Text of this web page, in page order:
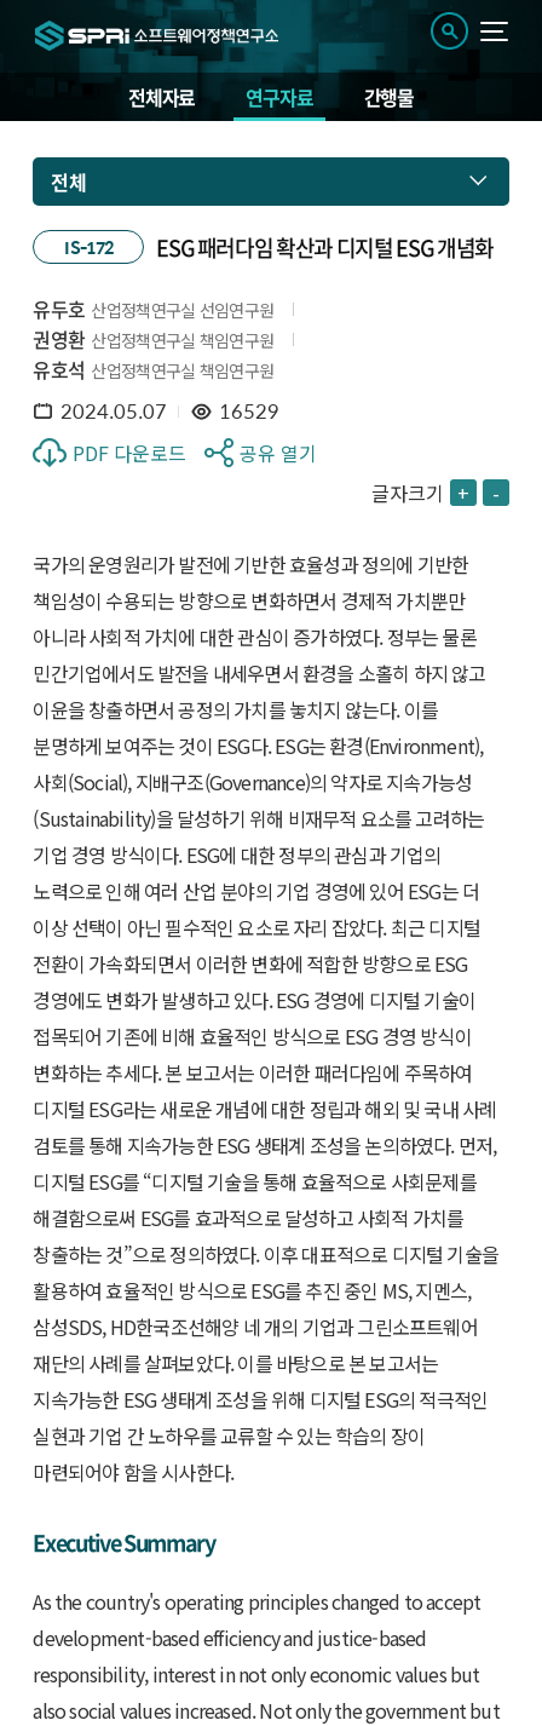
전체자료 연구자료 간행물
전체
IS-172 ESG 패러다임 확산과 디지털 ESG 개념화
유두호 산업정책연구실 선임연구원
권영환 산업정책연구실 책임연구원
유호석 산업정책연구실 책임연구원
2024.05.07 16529
PDF 다운로드
공유 열기
글자크기 + -
국가의 운영원리가 발전에 기반한 효율성과 정의에 기반한
책임성이 수용되는 방향으로 변화하면서 경제적 가치뿐만
아니라 사회적 가치에 대한 관심이 증가하였다. 정부는 물론
민간기업에서도 발전을 내세우면서 환경을 소홀히 하지 않고
이윤을 창출하면서 공정의 가치를 놓치지 않는다. 이를
분명하게 보여주는 것이 ESG다. ESG는 환경(Environment),
사회(Social), 지배구조(Governance)의 약자로 지속가능성
(Sustainability)을 달성하기 위해 비재무적 요소를 고려하는
기업 경영 방식이다. ESG에 대한 정부의 관심과 기업의
노력으로 인해 여러 산업 분야의 기업 경영에 있어 ESG는 더
이상 선택이 아닌 필수적인 요소로 자리 잡았다. 최근 디지털
전환이 가속화되면서 이러한 변화에 적합한 방향으로 ESG
경영에도 변화가 발생하고 있다. ESG 경영에 디지털 기술이
접목되어 기존에 비해 효율적인 방식으로 ESG 경영 방식이
변화하는 추세다. 본 보고서는 이러한 패러다임에 주목하여
디지털 ESG라는 새로운 개념에 대한 정립과 해외 및 국내 사례
검토를 통해 지속가능한 ESG 생태계 조성을 논의하였다. 먼저,
디지털 ESG를 “디지털 기술을 통해 효율적으로 사회문제를
해결함으로써 ESG를 효과적으로 달성하고 사회적 가치를
창출하는 것”으로 정의하였다. 이후 대표적으로 디지털 기술을
활용하여 효율적인 방식으로 ESG를 추진 중인 MS, 지멘스,
삼성SDS, HD한국조선해양 네 개의 기업과 그린소프트웨어
재단의 사례를 살펴보았다. 이를 바탕으로 본 보고서는
지속가능한 ESG 생태계 조성을 위해 디지털 ESG의 적극적인
실현과 기업 간 노하우를 교류할 수 있는 학습의 장이
마련되어야 함을 시사한다.
Executive Summary
As the country's operating principles changed to accept
development-based efficiency and justice-based
responsibility, interest in not only economic values but
also social values increased. Not only the government but